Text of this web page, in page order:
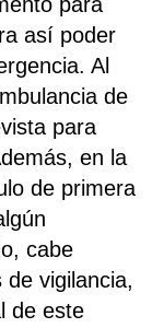
así poder
Al
de
para
en la
de primera
cabe
vigilancia,
de este